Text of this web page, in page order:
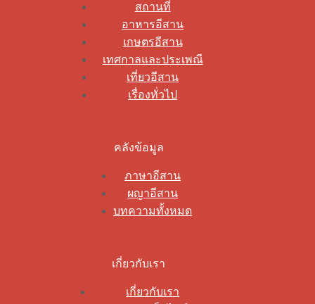
สถานที่
อาหารอีสาน
เกษตรอีสาน
เทศกาลและประเพณี
เที่ยวอีสาน
เรื่องทั่วไป
คลังข้อมูล
ภาษาอีสาน
ผญาอีสาน
บทความทั้งหมด
เกี่ยวกับเรา
เกี่ยวกับเรา